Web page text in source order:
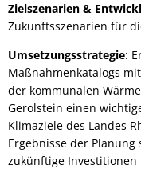
Zielszenarien &
Zukunftsszenarien für
Umsetzungsstrategie:
Maßnahmenkatalogs
der kommunalen
Gerolstein einen
Klimaziele des Landes
Ergebnisse der
zukünftige